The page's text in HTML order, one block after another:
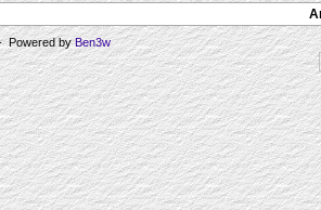
Powered byBen3w